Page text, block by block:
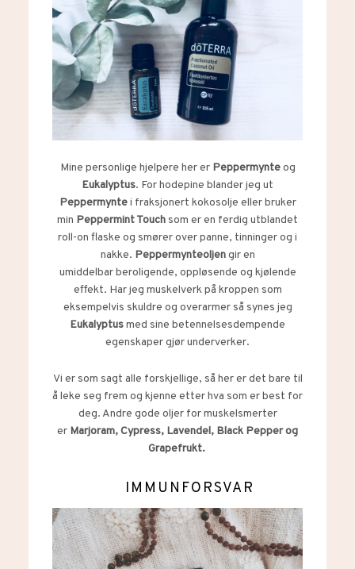
Mine personlige hjelpere her er Peppermynteog
Eukalyptus. For hodepine blander jeg ut
Peppermyntei fraksjonert kokosolje eller bruker
min Peppermint Touch som er en ferdig utblandet
roll-on flaske og smører over panne, tinninger og i
nakke. Peppermynteoljengir en
umiddelbar beroligende, oppløsende og kjølende
effekt. Har jeg muskelverk på kroppen som
eksempelvis skuldre og overarmer så synes jeg
Eukalyptusmed sine betennelsesdempende
egenskaper gjør underverker.
Vi er som sagt alle forskjellige, så her er det bare til
å leke seg frem og kjenne etter hva som er best for
deg. Andre gode oljer for muskelsmerter
er Marjoram, Cypress, Lavendel, Black Pepper og
Grapefrukt.
IMMUNFORSVAR